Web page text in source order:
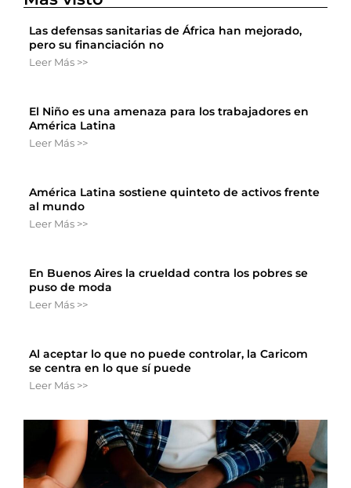
Las defensas sanitarias de África han mejorado,
pero su financiación no
Leer Más >>
El Niño es una amenaza para los trabajadores en
América Latina
Leer Más >>
América Latina sostiene quinteto de activos frente
al mundo
Leer Más >>
En Buenos Aires la crueldad contra los pobres se
puso de moda
Leer Más >>
Al aceptar lo que no puede controlar, la Caricom
se centra en lo que sí puede
Leer Más >>